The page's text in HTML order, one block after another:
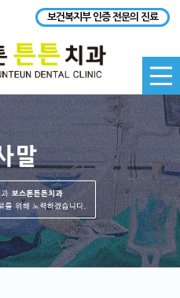
보건복지부 인증 전문의 진료
DENTAL CLINIC